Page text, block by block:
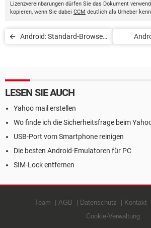
Lizenzvereinbarungen dürfen Sie das Dokument
kopieren, wenn Sie dabei CCM deutlich als Urheber
Android: Standard-Browser
LESEN SIE AUCH
Yahoo mail erstellen
Wo finde ich die Sicherheitsfrage beim
USB-Port vom Smartphone reinigen
Die besten Android-Emulatoren für PC
SIM-Lock entfernen
Team AGB Datenschutz Kontakt
Cookie-Verwaltung